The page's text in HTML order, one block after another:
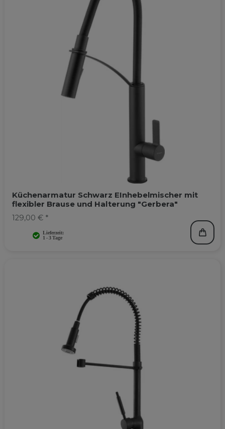
Küchenarmatur Schwarz EInhebelmischer mit
flexibler Brause und Halterung "Gerbera"
129,00 € *